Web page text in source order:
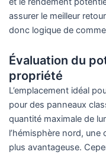
assurer le meilleur
donc logique de
Évaluation du
propriété
L’emplacement idéal
pour des panneaux
quantité maximale de
l’hémisphère nord,
plus avantageuse.